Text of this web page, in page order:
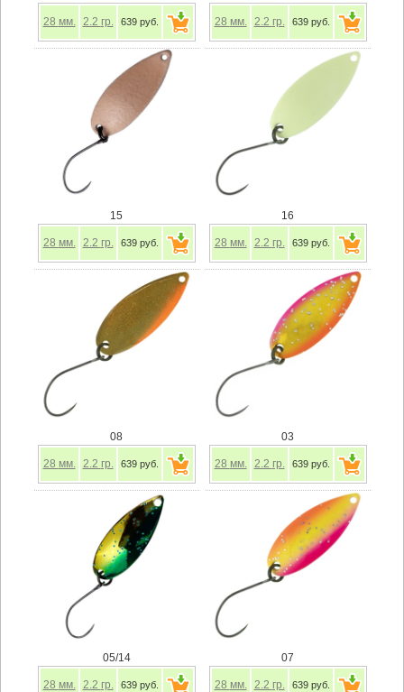
28 мм. 2.2 гр. 639 руб. 28 мм. 2.2 гр. 639 руб.
15
28 мм. 2.2 гр. 639 руб.
16
28 мм. 2.2 гр. 639 руб.
08
28 мм. 2.2 гр. 639 руб.
03
28 мм. 2.2 гр. 639 руб.
05/14
28 мм. 2.2 гр. 639 руб.
07
28 мм. 2.2 гр. 639 руб.